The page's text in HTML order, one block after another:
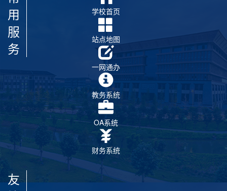
用
服
务
学校首页
站点地图
一网通办
教务系统
OA系统
财务系统
友